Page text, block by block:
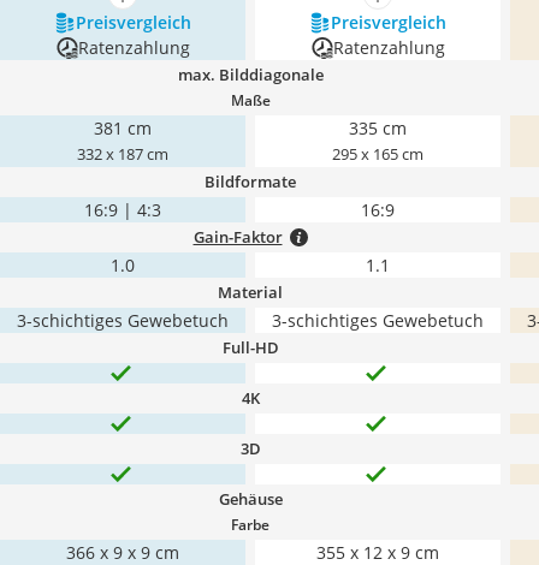
Preis­vergleich
Preis­vergleich
Ratenzahlung
Ratenzahlung
max. Bilddiagonale
Maße
381 cm
332 x 187 cm
335 cm
295 x 165 cm
Bildformate
16:9 | 4:3 16:9
Gain-Faktor
1.0 1.1
Material
3-schichtiges Gewebetuch 3-schichtiges Gewebetuch
Full-HD
4K
3D
Gehäuse
Farbe
366 x 9 x 9 cm 355 x 12 x 9 cm